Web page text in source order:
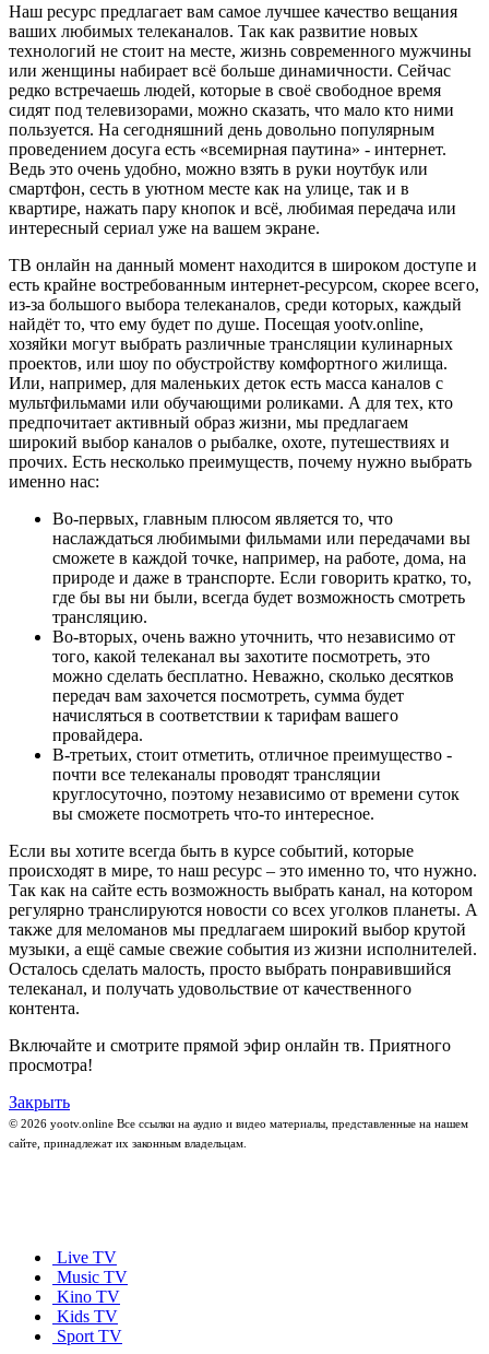
Наш ресурс предлагает вам самое лучшее качество вещания
ваших любимых телеканалов. Так как развитие новых
технологий не стоит на месте, жизнь современного мужчины
или женщины набирает всё больше динамичности. Сейчас
редко встречаешь людей, которые в своё свободное время
сидят под телевизорами, можно сказать, что мало кто ними
пользуется. На сегодняшний день довольно популярным
проведением досуга есть «всемирная паутина» - интернет.
Ведь это очень удобно, можно взять в руки ноутбук или
смартфон, сесть в уютном месте как на улице, так и в
квартире, нажать пару кнопок и всё, любимая передача или
интересный сериал уже на вашем экране.
ТВ онлайн на данный момент находится в широком доступе и
есть крайне востребованным интернет-ресурсом, скорее всего,
из-за большого выбора телеканалов, среди которых, каждый
найдёт то, что ему будет по душе. Посещая yootv.online,
хозяйки могут выбрать различные трансляции кулинарных
проектов, или шоу по обустройству комфортного жилища.
Или, например, для маленьких деток есть масса каналов с
мультфильмами или обучающими роликами. А для тех, кто
предпочитает активный образ жизни, мы предлагаем
широкий выбор каналов о рыбалке, охоте, путешествиях и
прочих. Есть несколько преимуществ, почему нужно выбрать
именно нас:
Во-первых, главным плюсом является то, что
наслаждаться любимыми фильмами или передачами вы
сможете в каждой точке, например, на работе, дома, на
природе и даже в транспорте. Если говорить кратко, то,
где бы вы ни были, всегда будет возможность смотреть
трансляцию.
Во-вторых, очень важно уточнить, что независимо от
того, какой телеканал вы захотите посмотреть, это
можно сделать бесплатно. Неважно, сколько десятков
передач вам захочется посмотреть, сумма будет
начисляться в соответствии к тарифам вашего
провайдера.
В-третьих, стоит отметить, отличное преимущество -
почти все телеканалы проводят трансляции
круглосуточно, поэтому независимо от времени суток
вы сможете посмотреть что-то интересное.
Если вы хотите всегда быть в курсе событий, которые
происходят в мире, то наш ресурс – это именно то, что нужно.
Так как на сайте есть возможность выбрать канал, на котором
регулярно транслируются новости со всех уголков планеты. А
также для меломанов мы предлагаем широкий выбор крутой
музыки, а ещё самые свежие события из жизни исполнителей.
Осталось сделать малость, просто выбрать понравившийся
телеканал, и получать удовольствие от качественного
контента.
Включайте и смотрите прямой эфир онлайн тв. Приятного
просмотра!
Закрыть
© 2026 yootv.online Все ссылки на аудио и видео материалы, представленные на нашем
сайте, принадлежат их законным владельцам.
Live TV
Music TV
Kino TV
Kids TV
Sport TV